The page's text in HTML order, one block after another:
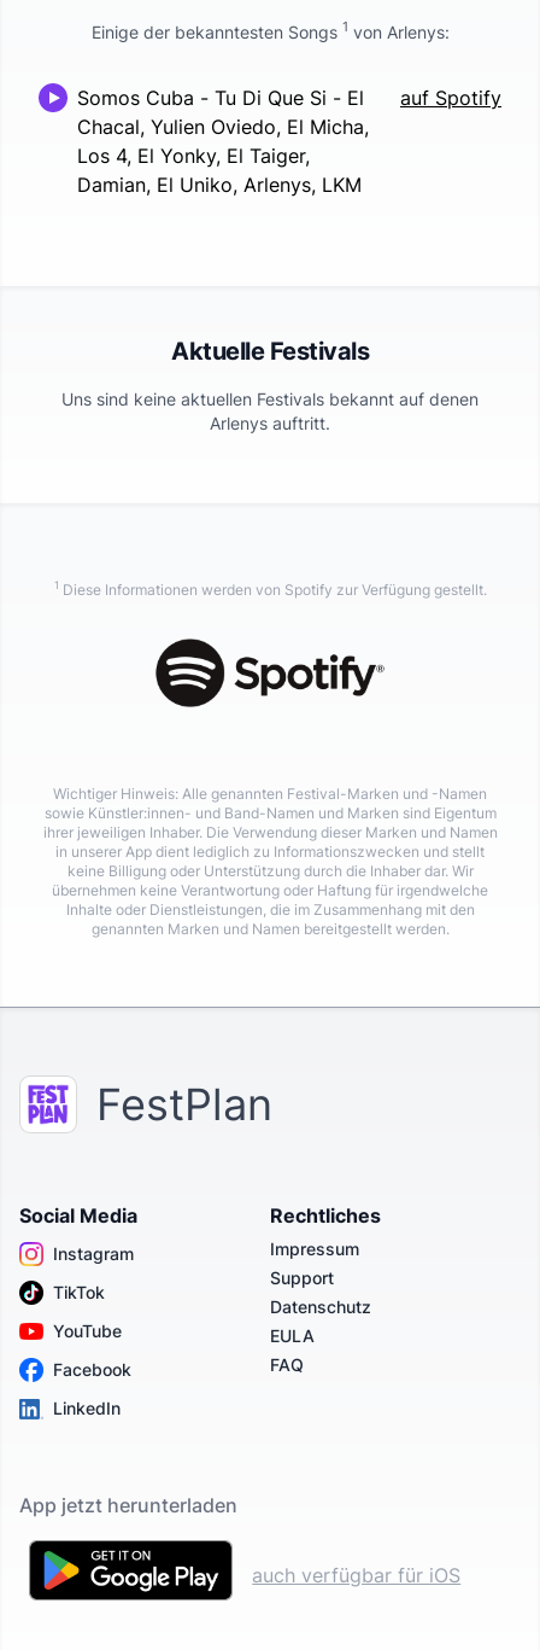
Einige der bekanntesten Songs 1 von Arlenys:
Somos Cuba - Tu Di Que Si - El
Chacal, Yulien Oviedo, El Micha,
Los 4, El Yonky, El Taiger,
Damian, El Uniko, Arlenys, LKM
auf Spotify
Aktuelle Festivals
Uns sind keine aktuellen Festivals bekannt auf denen
Arlenys auftritt.
1 Diese Informationen werden von Spotify zur Verfügung gestellt.
Wichtiger Hinweis: Alle genannten Festival-Marken und -Namen
sowie Künstler:innen- und Band-Namen und Marken sind Eigentum
ihrer jeweiligen Inhaber. Die Verwendung dieser Marken und Namen
in unserer App dient lediglich zu Informationszwecken und stellt
keine Billigung oder Unterstützung durch die Inhaber dar. Wir
übernehmen keine Verantwortung oder Haftung für irgendwelche
Inhalte oder Dienstleistungen, die im Zusammenhang mit den
genannten Marken und Namen bereitgestellt werden.
FestPlan
Social Media
Instagram
TikTok
YouTube
Facebook
LinkedIn
Rechtliches
Impressum
Support
Datenschutz
EULA
FAQ
App jetzt herunterladen
auch verfügbar für iOS